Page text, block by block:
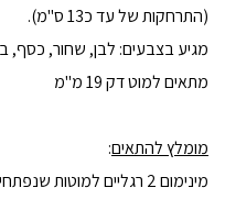
(התרחקות של עד כ13 ס"מ).
מגיע בצבעים: לבן, שחור, כסף,
מתאים למוט דק 19 מ"מ
מומלץ להתאים:
מינימום 2 רגליים למוטות שנפתחים עד 0.80-1.60